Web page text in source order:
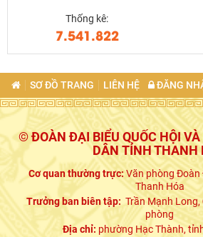
Thống kê:
7.541.822
SƠ ĐỒ TRANG LIÊN HỆ ĐĂNG
© ĐOÀN ĐẠI BIỂU QUỐC HỘI
DÂN TỈNH THANH
Cơ quan thường trực:Văn phòng Đoàn
Thanh Hóa
Trưởng ban biên tập: Trần Mạnh Long,
phòng
Địa chỉ: phường Hạc Thành,